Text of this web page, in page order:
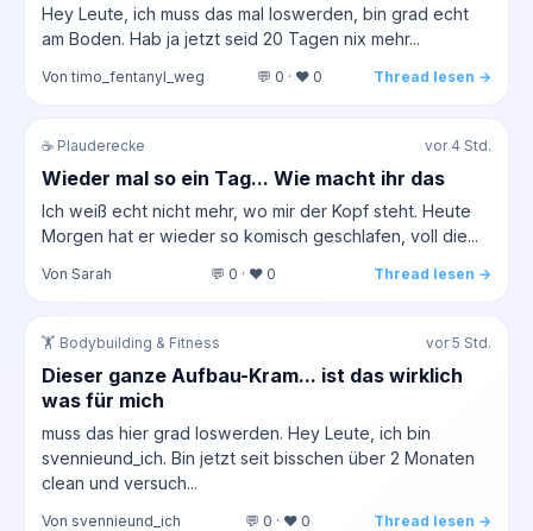
Hey Leute, ich muss das mal loswerden, bin grad echt
am Boden. Hab ja jetzt seid 20 Tagen nix mehr...
Von timo_fentanyl_weg 💬 0 · ❤️ 0 Thread lesen →
☕ Plauderecke vor 4 Std.
Wieder mal so ein Tag... Wie macht ihr das
Ich weiß echt nicht mehr, wo mir der Kopf steht. Heute
Morgen hat er wieder so komisch geschlafen, voll die...
Von Sarah 💬 0 · ❤️ 0 Thread lesen →
🏋️ Bodybuilding & Fitness vor 5 Std.
Dieser ganze Aufbau-Kram... ist das wirklich
was für mich
muss das hier grad loswerden. Hey Leute, ich bin
svennieund_ich. Bin jetzt seit bisschen über 2 Monaten
clean und versuch...
Von svennieund_ich 💬 0 · ❤️ 0 Thread lesen →